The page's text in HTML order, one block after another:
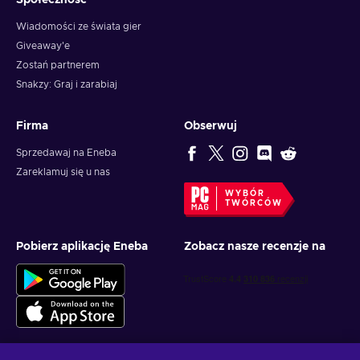
Wiadomości ze świata gier
Giveaway'e
Zostań partnerem
Snakzy: Graj i zarabiaj
Firma
Sprzedawaj na Eneba
Zareklamuj się u nas
Obserwuj
WYBÓR
TWÓRCÓW
Pobierz aplikację Eneba Zobacz nasze recenzje na